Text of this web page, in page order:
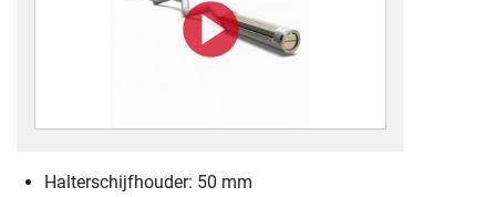
Halterschijfhouder: 50 mm